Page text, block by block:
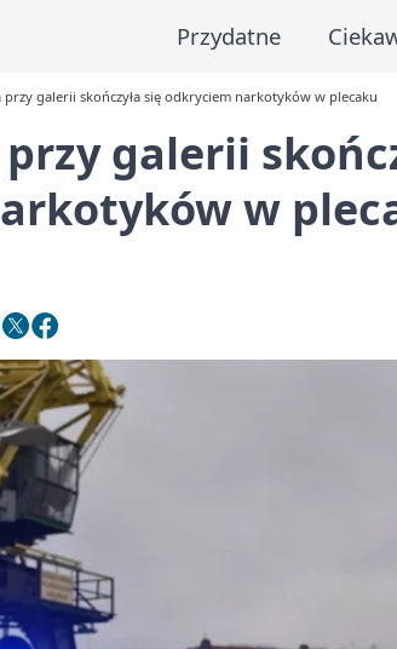
Przydatne
galerii skończyła się odkryciem narkotyków w plecaku
galerii
w